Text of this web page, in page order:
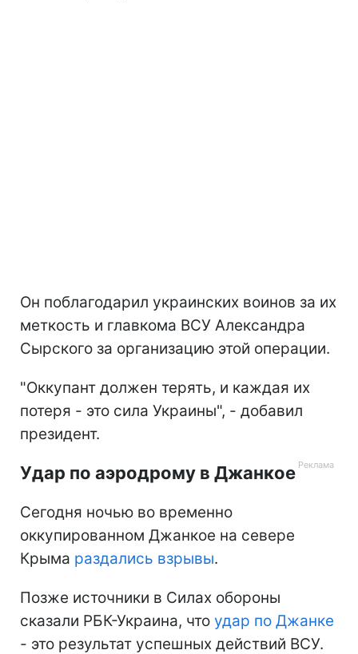
Он поблагодарил украинских воинов за их
меткость и главкома ВСУ Александра
Сырского за организацию этой операции.
"Оккупант должен терять, и каждая их
потеря - это сила Украины", - добавил
президент.
Удар по аэродрому в Джанкое
Сегодня ночью во временно
оккупированном Джанкое на севере
Крыма раздались взрывы.
Позже источники в Силах обороны
сказали РБК-Украина, что удар по Джанке
- это результат успешных действий ВСУ.